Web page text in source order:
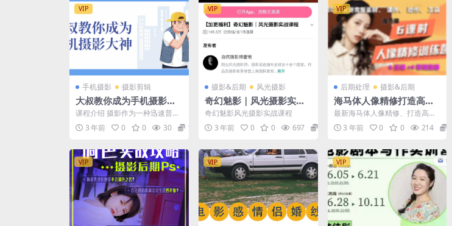
VIP
手机摄影 摄影剪辑
大叔教你成为手机摄影大
神
课程介绍 摄影作为一种迅速普及
的兴趣爱好，它不仅是一种简单
的休闲和娱乐，重要的是...
3 年前 0 0 30 12.9
VIP
摄影&后期 风光摄影
奇幻魅影｜风光摄影实战
课程
奇幻魅影风光摄影实战课程
3 年前
0 0 697
VIP
后期处理 摄影&后期
海马体人像精修打造高级
人像大片
最新海马体人像精修、打造高级
人像大片【完整素材课件6+4共1
0课】价值399 0...
3 年前 0 0 214
VIP VIP VIP